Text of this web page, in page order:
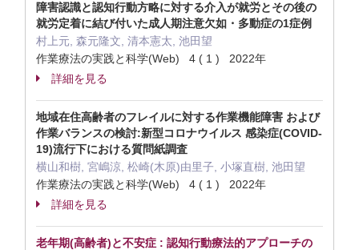
障害認識と認知行動方略に対する介入が就労とその後の
就労定着に結び付いた成人期注意欠如・多動症の1症例
村上元, 森元隆文, 清本憲太, 池田望
作業療法の実践と科学(Web) 4 ( 1 ) 2022年
詳細を見る
地域在住高齢者のフレイルに対する作業機能障害 および
作業バランスの検討:新型コロナウイルス 感染症(COVID-
19)流行下における質問紙調査
横山和樹, 宮嶋涼, 松崎(木原)由里子, 小塚直樹, 池田望
作業療法の実践と科学(Web) 4 ( 1 ) 2022年
詳細を見る
老年期(高齢者)と不安症 : 認知行動療法的アプローチの